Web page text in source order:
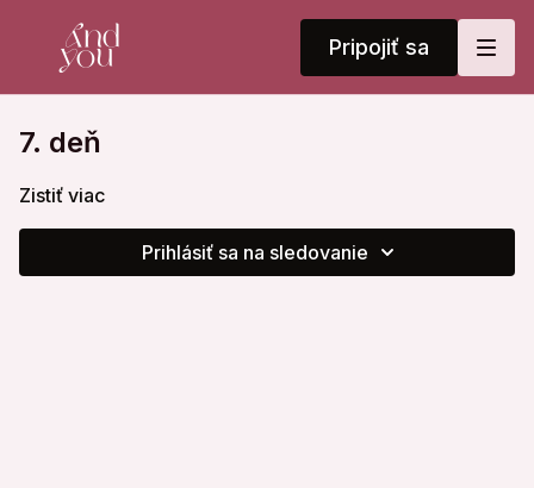
Pripojiť sa
7. deň
Zistiť viac
Prihlásiť sa na sledovanie